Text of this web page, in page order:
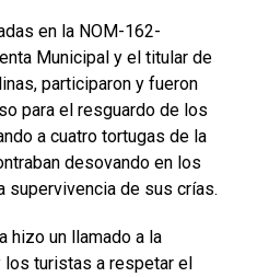
en la NOM-162-
Municipal y el titular de
participaron y fueron
para el resguardo de los
a cuatro tortugas de la
desovando en los
supervivencia de sus crías.
hizo un llamado a la
los turistas a respetar el